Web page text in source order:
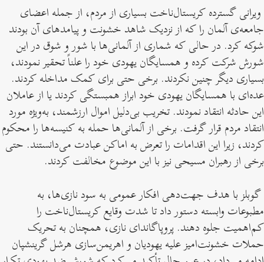
ویرانی گسترده کریستال‌ناخت بسیاری از مردم، از جمله اعضای
جامعه‌ی آلمان را که از نزدیک شاهد خشونت و پیامدهای آن بودند
شوکه کرد. در حالی که شماری از آلمانی‌ها با شور و شوق در این
شورش شرکت کرده و همسایگان یهودی خود را علناً تحقیر نمودند،
بسیاری دیگر چنین نکردند. برخی حتی برای کمک مداخله کردند.
عده‌ای با همسایگان یهودی خود ابراز همبستگی کردند یا از عاملان
این حادثه انتقاد نمودند. تخریب بی‌دلیل اموال ارزشمند، به‌ویژه مورد
انتقاد مردم قرار گرفت. برخی از آلمانی‌ها حمله به کنیسه‌ها را محکوم
کردند، زیرا این اقدامات را تعرض به اماکن عبادت می‌دانستند. حتی
برخی از رهبران مسیحی نیز با این موضوع مخالفت کردند.
گوبلز با هدف جهت‌دهی افکار عمومی به سود نازی‌ها، به
مطبوعات وابسته دستور داد تا شدت وقایع کریستال‌ناخت را
کم‌اهمیت جلوه دهند. پروپاگاندای نازی‌، همچنان به تحریک
حملات خشونت‌امیز علیه یهودیان و اهریمن‌سازی هرشل گرینشپان